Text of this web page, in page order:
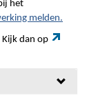
het
melden.
dan op